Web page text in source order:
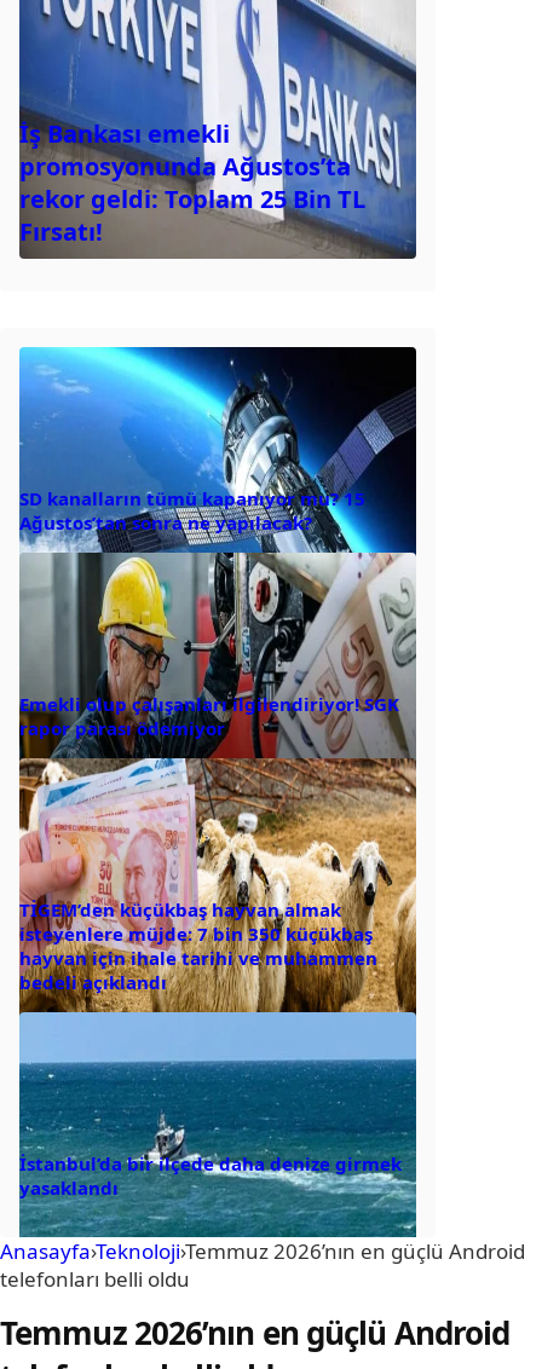
İş Bankası emekli
promosyonunda Ağustos’ta
rekor geldi: Toplam 25 Bin TL
Fırsatı!
SD kanalların tümü kapanıyor mu? 15
Ağustos’tan sonra ne yapılacak?
Emekli olup çalışanları ilgilendiriyor! SGK
rapor parası ödemiyor
TİGEM’den küçükbaş hayvan almak
isteyenlere müjde: 7 bin 350 küçükbaş
hayvan için ihale tarihi ve muhammen
bedeli açıklandı
İstanbul’da bir ilçede daha denize girmek
yasaklandı
Anasayfa›Teknoloji›Temmuz 2026’nın en güçlü Android
telefonları belli oldu
Temmuz 2026’nın en güçlü Android